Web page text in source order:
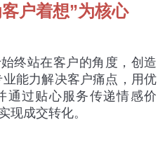
户着想”为核心
终站在客户的角度，创造
业能力解决客户痛点，用优
通过贴心服务传递情感价
现成交转化。